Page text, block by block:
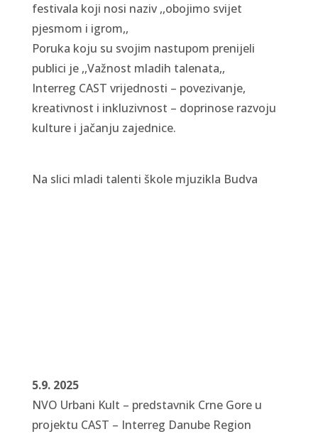
festivala koji nosi naziv ,,obojimo svijet
pjesmom i igrom,,
Poruka koju su svojim nastupom prenijeli
publici je ,,Važnost mladih talenata,,
Interreg CAST vrijednosti – povezivanje,
kreativnost i inkluzivnost – doprinose razvoju
kulture i jačanju zajednice.
Na slici mladi talenti škole mjuzikla Budva
5.9. 2025
NVO Urbani Kult – predstavnik Crne Gore u
projektu CAST – Interreg Danube Region